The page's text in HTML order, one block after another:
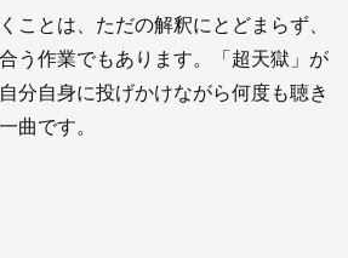
ことは、ただの解釈にとどまらず、
う作業でもあります。「超天獄」が
分自身に投げかけながら何度も聴き
曲です。